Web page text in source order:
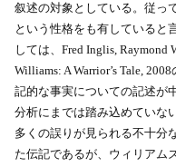
叙述の対象としている。従っ
という性格をも有していると
しては、Fred Inglis, Raymond
Williams: A Warrior’s Tale,
記的な事実についての記述が
分析にまでは踏み込めていな
多くの誤りが見られる不十分
た伝記であるが、ウィリアム